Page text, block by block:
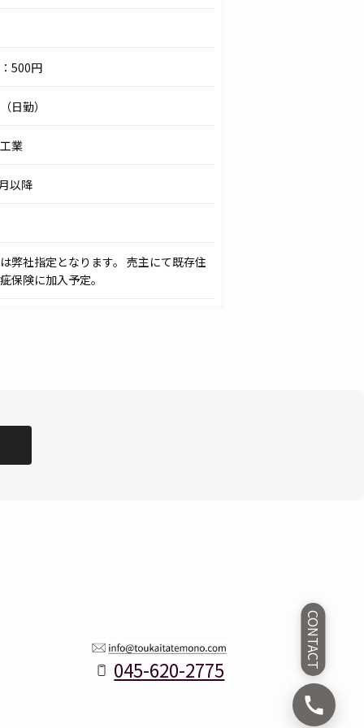
500円
日勤）
業
以降
弊社指定となります。 売主にて既存住
保険に加入予定。
045-620-2775 CONTACT